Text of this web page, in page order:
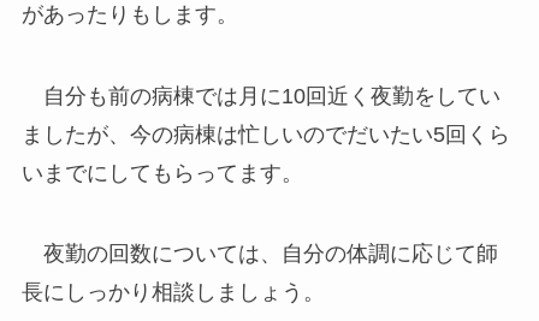
があったりもします。
自分も前の病棟では月に10回近く夜勤をしてい
ましたが、今の病棟は忙しいのでだいたい5回くら
いまでにしてもらってます。
夜勤の回数については、自分の体調に応じて師
長にしっかり相談しましょう。